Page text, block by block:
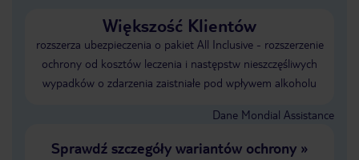
Większość Klientów
rozszerza ubezpieczenia o pakiet All Inclusive - rozszerzenie
ochrony od kosztów leczenia i następstw nieszczęśliwych
wypadków o zdarzenia zaistniałe pod wpływem alkoholu
Dane Mondial Assistance
Sprawdź szczegóły wariantów ochrony»